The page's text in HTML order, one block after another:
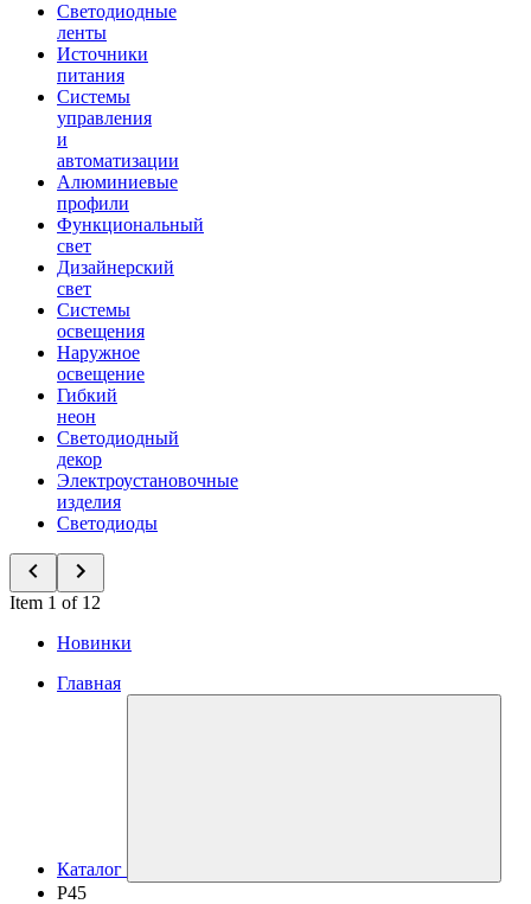
Светодиодные
ленты
Источники
питания
Системы
управления
и
автоматизации
Алюминиевые
профили
Функциональный
свет
Дизайнерский
свет
Системы
освещения
Наружное
освещение
Гибкий
неон
Светодиодный
декор
Электроустановочные
изделия
Светодиоды
Item 1 of 12
Новинки
Главная
Каталог
P45